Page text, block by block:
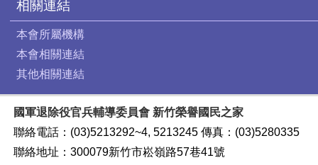
相關連結
本會所屬機構
本會相關連結
其他相關連結
國軍退除役官兵輔導委員會 新竹榮譽國民之家
聯絡電話：(03)5213292~4, 5213245 傳真：(03)5280335
聯絡地址：300079新竹市崧嶺路57巷41號